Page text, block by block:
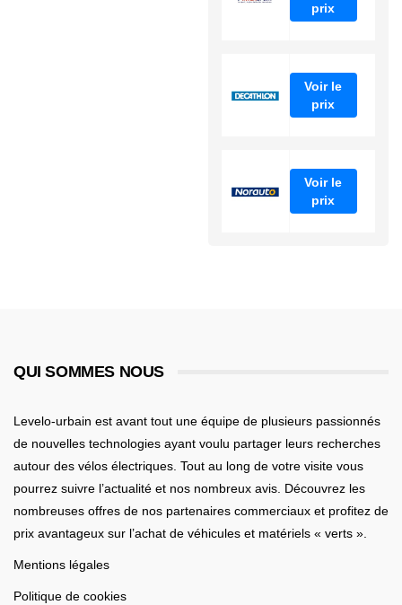
prix
Voir le
prix
Voir le
prix
QUI SOMMES NOUS
Levelo-urbain est avant tout une équipe de plusieurs passionnés
de nouvelles technologies ayant voulu partager leurs recherches
autour des vélos électriques. Tout au long de votre visite vous
pourrez suivre l’actualité et nos nombreux avis. Découvrez les
nombreuses offres de nos partenaires commerciaux et profitez de
prix avantageux sur l’achat de véhicules et matériels « verts ».
Mentions légales
Politique de cookies